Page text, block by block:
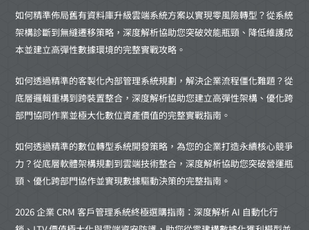
如何精準佈局舊有資料庫升級雲端系統方案以實現零風險轉型？從系統
架構診斷到無縫遷移策略，深度解析協助您突破效能瓶頸、降低維護成
本並建立高彈性數據環境的完整實戰攻略。
如何透過精準的客製化內部管理系統規劃，解決企業流程僵化難題？從
底層邏輯重構到跨裝置整合，深度解析協助您建立高彈性架構、優化跨
部門協同作業並極大化數位資產價值的完整實戰指南。
如何透過精準的數位轉型系統開發策略，為您的企業打造永續核心競爭
力？從底層軟體架構規劃到雲端技術整合，深度解析協助您突破營運瓶
頸、優化跨部門協作並實現數據驅動決策的完整指南。
2026 企業 CRM 客戶管理系統終極選購指南：深度解析 AI 自動化行